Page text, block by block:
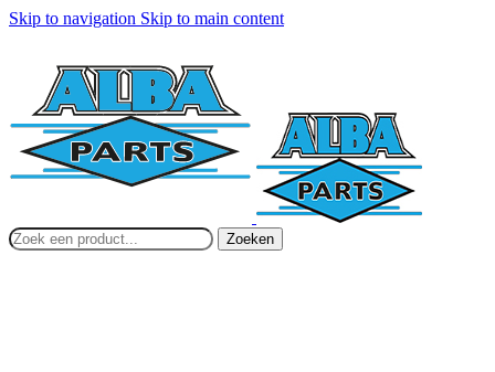
Skip to navigation Skip to main content
Zoeken